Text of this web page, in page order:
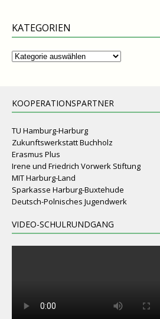
KATEGORIEN
Kategorien
KOOPERATIONSPARTNER
TU Hamburg-Harburg
Zukunftswerkstatt Buchholz
Erasmus Plus
Irene und Friedrich Vorwerk Stiftung
MIT Harburg-Land
Sparkasse Harburg-Buxtehude
Deutsch-Polnisches Jugendwerk
VIDEO-SCHULRUNDGANG